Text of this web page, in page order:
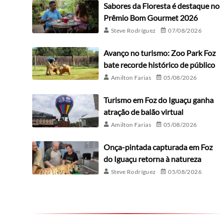
Sabores da Floresta é destaque no
Prêmio Bom Gourmet 2026
Steve Rodríguez 07/08/2026
Avanço no turismo: Zoo Park Foz
bate recorde histórico de público
Amilton Farias 05/08/2026
Turismo em Foz do Iguaçu ganha
atração de balão virtual
Amilton Farias 05/08/2026
Onça-pintada capturada em Foz
do Iguaçu retorna à natureza
Steve Rodríguez 05/08/2026